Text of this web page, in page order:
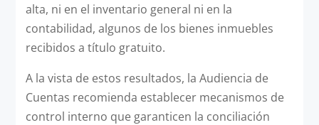
alta, ni en el inventario general ni en la
contabilidad, algunos de los bienes inmuebles
recibidos a título gratuito.
A la vista de estos resultados, la Audiencia de
Cuentas recomienda establecer mecanismos de
control interno que garanticen la conciliación